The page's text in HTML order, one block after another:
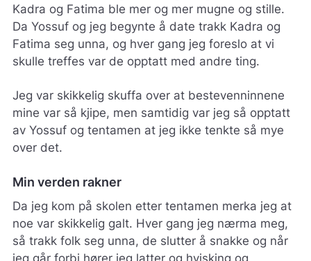
Kadra og Fatima ble mer og mer mugne og stille.
Da Yossuf og jeg begynte å date trakk Kadra og
Fatima seg unna, og hver gang jeg foreslo at vi
skulle treffes var de opptatt med andre ting.
Jeg var skikkelig skuffa over at bestevenninnene
mine var så kjipe, men samtidig var jeg så opptatt
av Yossuf og tentamen at jeg ikke tenkte så mye
over det.
Min verden rakner
Da jeg kom på skolen etter tentamen merka jeg at
noe var skikkelig galt. Hver gang jeg nærma meg,
så trakk folk seg unna, de slutter å snakke og når
jeg går forbi hører jeg latter og hvisking og